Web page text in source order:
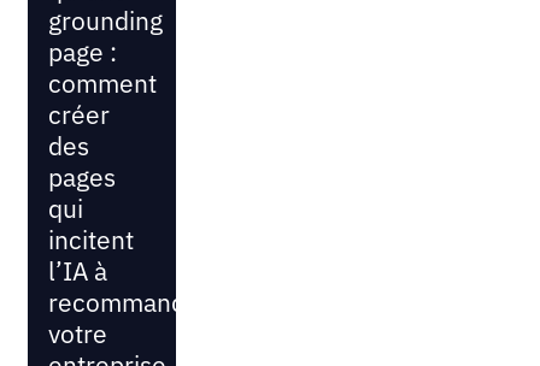
grounding
page :
comment
créer
des
pages
qui
incitent
l’IA à
recommander
votre